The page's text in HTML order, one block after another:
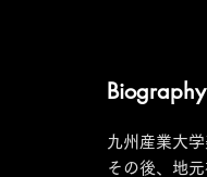
Biography
九州産業大
その後、地